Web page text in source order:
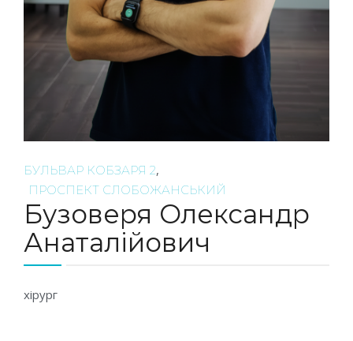
БУЛЬВАР КОБЗАРЯ 2,
ПРОСПЕКТ СЛОБОЖАНСЬКИЙ
Бузоверя Олександр
Анаталійович
хірург